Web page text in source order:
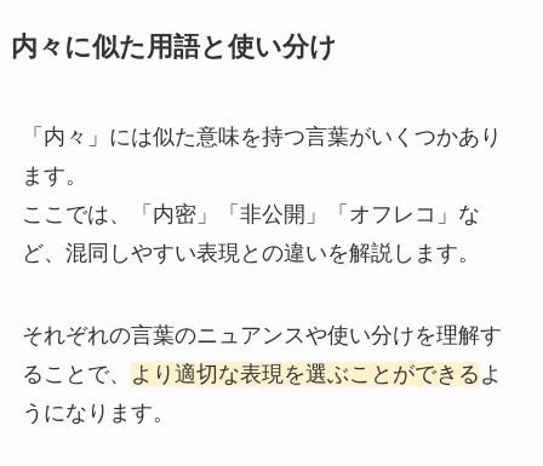
内々に似た用語と使い分け
「内々」には似た意味を持つ言葉がいくつかあり
ます。
ここでは、「内密」「非公開」「オフレコ」な
ど、混同しやすい表現との違いを解説します。
それぞれの言葉のニュアンスや使い分けを理解す
ることで、
より適切な表現を選ぶことができる よ
うになります。